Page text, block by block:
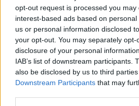
opt-out request is processed you may
interest-based ads based on
us or personal information disclosed
your opt-out. You may separately
disclosure of your personal
IAB’s list of downstream participants.
also be disclosed by us to third
Downstream Participants that may